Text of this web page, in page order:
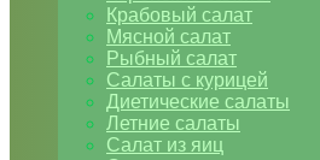
Крабовый салат
Мясной салат
Рыбный салат
Салаты с курицей
Диетические салаты
Летние салаты
Салат из яиц